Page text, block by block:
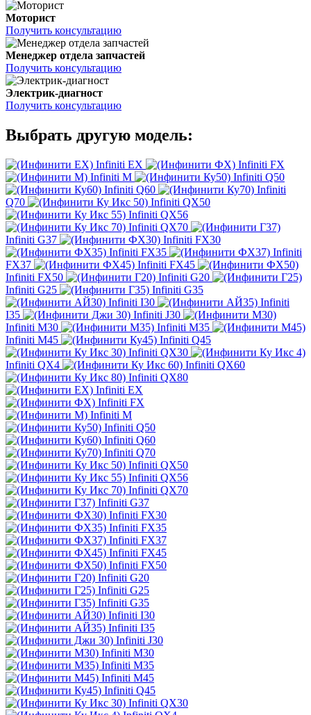
Моторист
Получить консультацию
Менеджер отдела запчастей
Получить консультацию
Электрик-диагност
Получить консультацию
Выбрать другую модель:
Infiniti EX
Infiniti FX
Infiniti M
Infiniti Q50
Infiniti Q60
Infiniti
Q70
Infiniti QX50
Infiniti QX56
Infiniti QX70
Infiniti G37
Infiniti FX30
Infiniti FX35
Infiniti
FX37
Infiniti FX45
Infiniti FX50
Infiniti G20
Infiniti G25
Infiniti G35
Infiniti I30
Infiniti
I35
Infiniti J30
Infiniti M30
Infiniti M35
Infiniti M45
Infiniti Q45
Infiniti QX30
Infiniti QX4
Infiniti QX60
Infiniti QX80
Infiniti EX
Infiniti FX
Infiniti M
Infiniti Q50
Infiniti Q60
Infiniti Q70
Infiniti QX50
Infiniti QX56
Infiniti QX70
Infiniti G37
Infiniti FX30
Infiniti FX35
Infiniti FX37
Infiniti FX45
Infiniti FX50
Infiniti G20
Infiniti G25
Infiniti G35
Infiniti I30
Infiniti I35
Infiniti J30
Infiniti M30
Infiniti M35
Infiniti M45
Infiniti Q45
Infiniti QX30